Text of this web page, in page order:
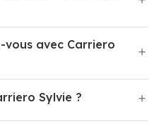
vous avec Carriero
Quelle est l'adresse de Carriero Sylvie ?